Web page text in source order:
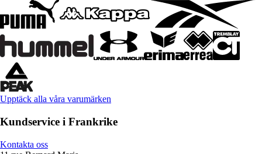
Upptäck alla våra varumärken
Kundservice i Frankrike
Kontakta oss